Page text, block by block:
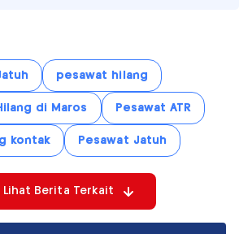
pesawat hilang
di Maros Pesawat ATR
kontak Pesawat Jatuh
Lihat Berita Terkait